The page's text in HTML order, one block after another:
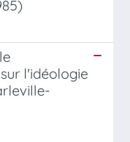
l'idéologie